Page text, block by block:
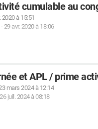
cumulable au
2020 à 15:51
-29 avr. 2020 à 18:06
et APL / prime
mars 2024 à 12:14
26 juil. 2024 à 08:18